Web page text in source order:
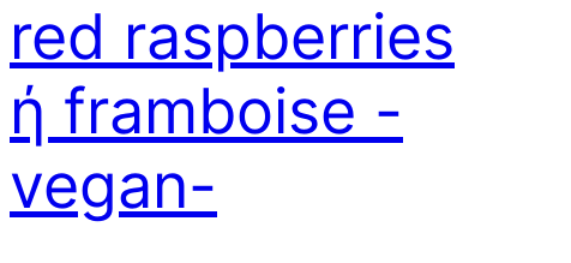
red raspberries
ή framboise -
vegan-